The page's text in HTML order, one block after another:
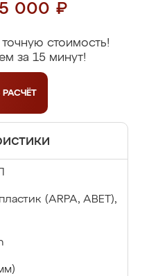
000 ₽
стоимость!
за 15 минут!
РАСЧЁТ
(ARPA, ABET),